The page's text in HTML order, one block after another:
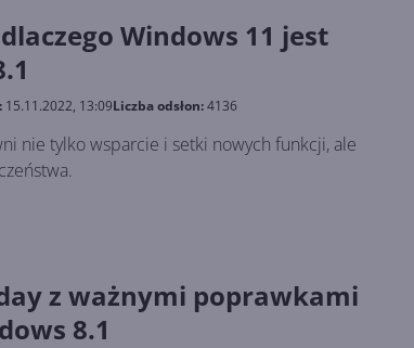
Windows 11 jest
15.11.2022, 13:09Liczba odsłon:4136
nie tylko wsparcie i setki nowych funkcji, ale
z ważnymi poprawkami
8.1